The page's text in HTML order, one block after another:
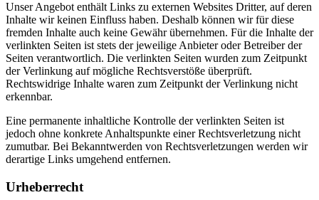
Unser Angebot enthält Links zu externen Websites Dritter, auf deren
Inhalte wir keinen Einfluss haben. Deshalb können wir für diese
fremden Inhalte auch keine Gewähr übernehmen. Für die Inhalte der
verlinkten Seiten ist stets der jeweilige Anbieter oder Betreiber der
Seiten verantwortlich. Die verlinkten Seiten wurden zum Zeitpunkt
der Verlinkung auf mögliche Rechtsverstöße überprüft.
Rechtswidrige Inhalte waren zum Zeitpunkt der Verlinkung nicht
erkennbar.
Eine permanente inhaltliche Kontrolle der verlinkten Seiten ist
jedoch ohne konkrete Anhaltspunkte einer Rechtsverletzung nicht
zumutbar. Bei Bekanntwerden von Rechtsverletzungen werden wir
derartige Links umgehend entfernen.
Urheberrecht